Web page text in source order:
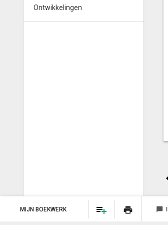
Ontwikkelingen
MIJN BOEKWERK print chat_bubble